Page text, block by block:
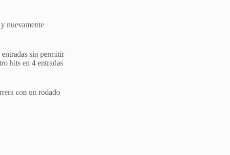
nuevamente
sin permitir
hits en 4 entradas
con un rodado